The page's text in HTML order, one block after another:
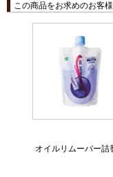
この商品をお求めのお客
オイルリムーバー詰